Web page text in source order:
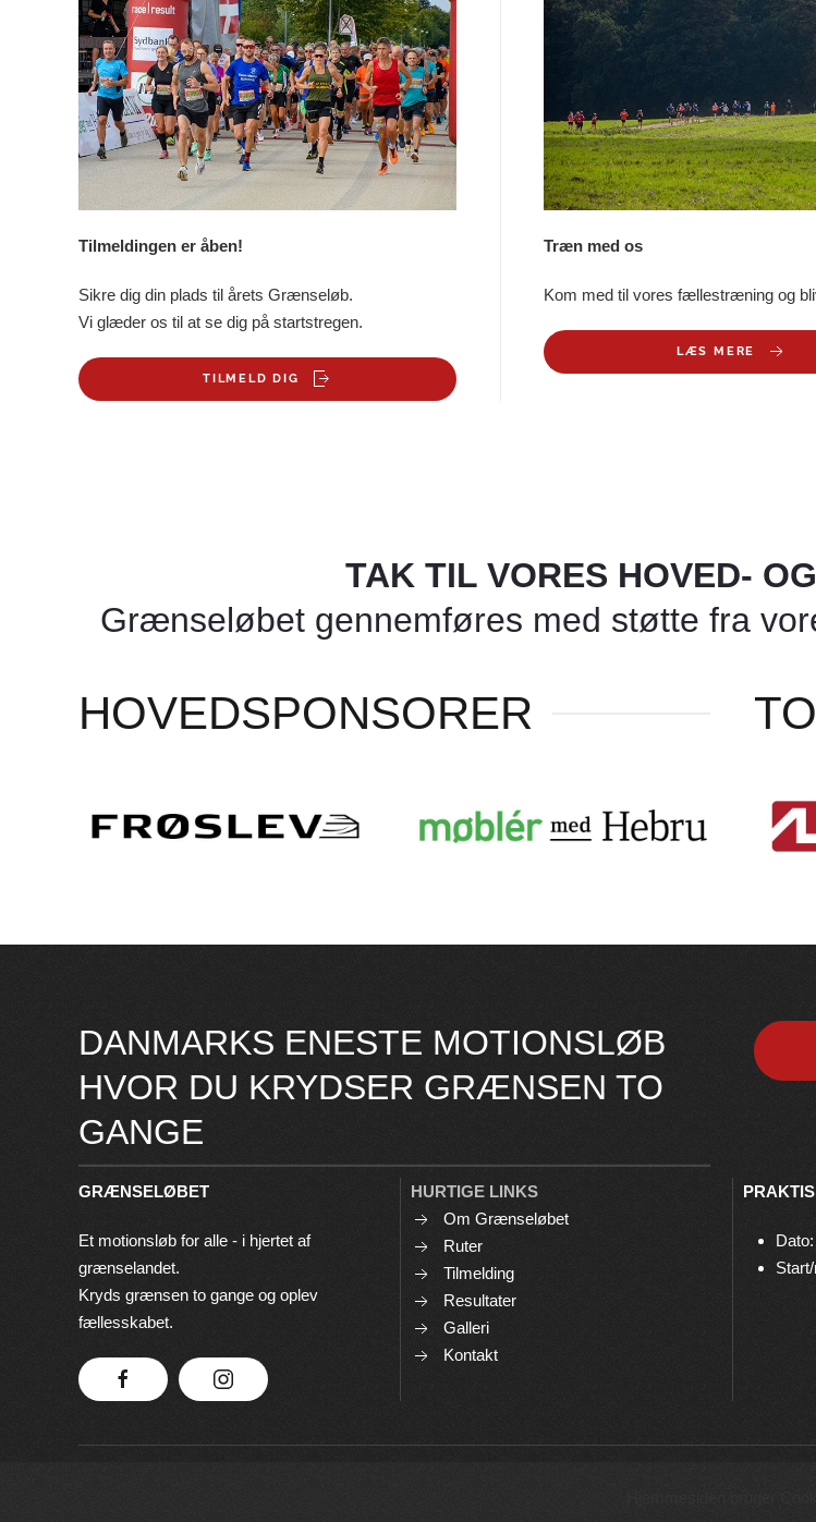
Tilmeldingen er åben!
Sikre dig din plads til årets Grænseløb.
Vi glæder os til at se dig på startstregen.
TILMELD DIG
Træn med os
Kom med til vores fællestræning og
LÆS MERE
TAK TIL VORES HOVED-
Grænseløbet gennemføres med støtte fra
HOVEDSPONSORER
DANMARKS ENESTE MOTIONSLØB
HVOR DU KRYDSER GRÆNSEN TO
GANGE
GRÆNSELØBET
Et motionsløb for alle - i hjertet af
grænselandet.
Kryds grænsen to gange og oplev
fællesskabet.
HURTIGE LINKS
Om Grænseløbet
Ruter
Tilmelding
Resultater
Galleri
Kontakt